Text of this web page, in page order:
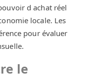
d achat réel
locale. Les
pour évaluer
le